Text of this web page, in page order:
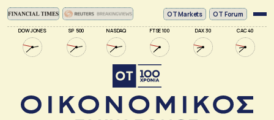
DOW JONES SP 500 NASDAQ FTSE 100 DAX 30 CAC 40
ΟΤ Markets OT Forum